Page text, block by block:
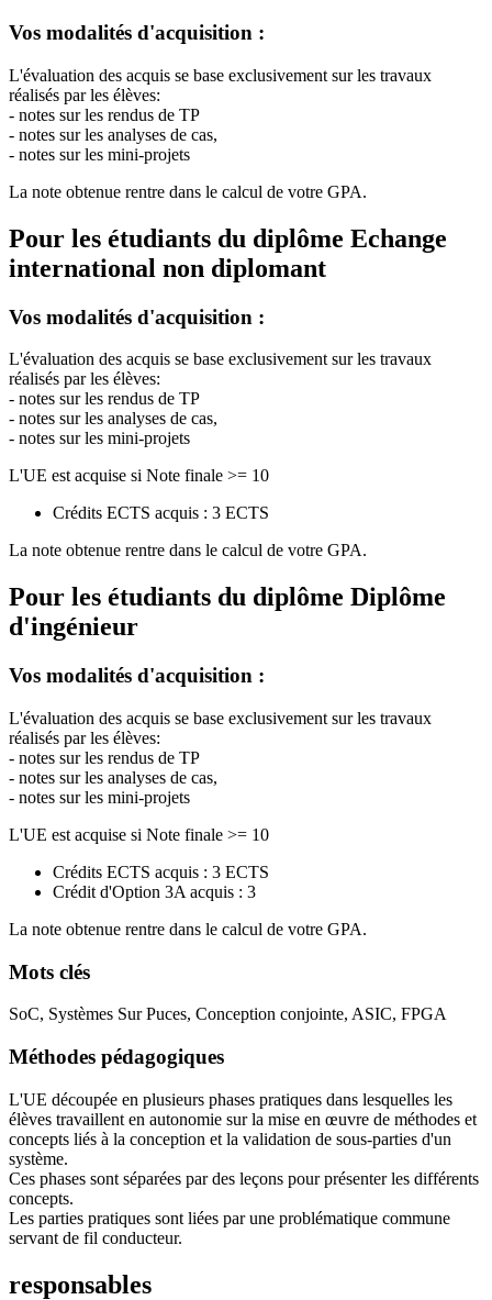
Vos modalités d'acquisition :
L'évaluation des acquis se base exclusivement sur les travaux
réalisés par les élèves:
- notes sur les rendus de TP
- notes sur les analyses de cas,
- notes sur les mini-projets
La note obtenue rentre dans le calcul de votre GPA.
Pour les étudiants du diplôme Echange
international non diplomant
Vos modalités d'acquisition :
L'évaluation des acquis se base exclusivement sur les travaux
réalisés par les élèves:
- notes sur les rendus de TP
- notes sur les analyses de cas,
- notes sur les mini-projets
L'UE est acquise si Note finale >= 10
Crédits ECTS acquis : 3 ECTS
La note obtenue rentre dans le calcul de votre GPA.
Pour les étudiants du diplôme Diplôme
d'ingénieur
Vos modalités d'acquisition :
L'évaluation des acquis se base exclusivement sur les travaux
réalisés par les élèves:
- notes sur les rendus de TP
- notes sur les analyses de cas,
- notes sur les mini-projets
L'UE est acquise si Note finale >= 10
Crédits ECTS acquis : 3 ECTS
Crédit d'Option 3A acquis : 3
La note obtenue rentre dans le calcul de votre GPA.
Mots clés
SoC, Systèmes Sur Puces, Conception conjointe, ASIC, FPGA
Méthodes pédagogiques
L'UE découpée en plusieurs phases pratiques dans lesquelles les
élèves travaillent en autonomie sur la mise en œuvre de méthodes et
concepts liés à la conception et la validation de sous-parties d'un
système.
Ces phases sont séparées par des leçons pour présenter les différents
concepts.
Les parties pratiques sont liées par une problématique commune
servant de fil conducteur.
responsables